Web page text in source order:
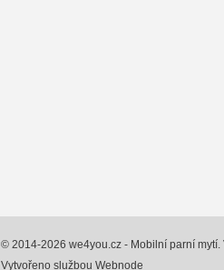
© 2014-2026 we4you.cz - Mobilní parní mytí.
Vytvořeno službou Webnode